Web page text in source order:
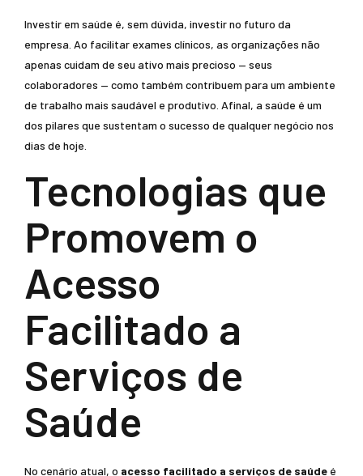
Investir em saúde é, sem dúvida, investir no futuro da
empresa. Ao facilitar exames clínicos, as organizações não
apenas cuidam de seu ativo mais precioso — seus
colaboradores — como também contribuem para um ambiente
de trabalho mais saudável e produtivo. Afinal, a saúde é um
dos pilares que sustentam o sucesso de qualquer negócio nos
dias de hoje.
Tecnologias que
Promovem o
Acesso
Facilitado a
Serviços de
Saúde
No cenário atual, o acesso facilitado a serviços de saúde é